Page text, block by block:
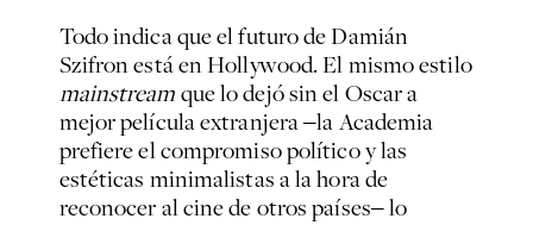
Todo indica que el futuro de Damián
Szifron está en Hollywood. El mismo estilo
mainstreamque lo dejó sin el Oscar a
mejor película extranjera ‒la Academia
prefiere el compromiso político y las
estéticas minimalistas a la hora de
reconocer al cine de otros países‒ lo